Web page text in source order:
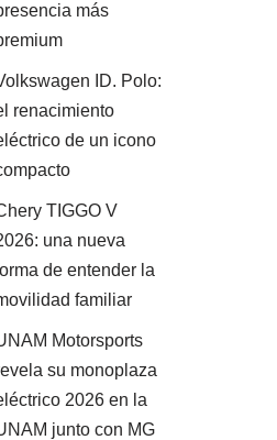
más
ID. Polo:
renacimiento
de un icono
TIGGO V
una nueva
de entender la
familiar
Motorsports
su monoplaza
2026 en la
junto con MG